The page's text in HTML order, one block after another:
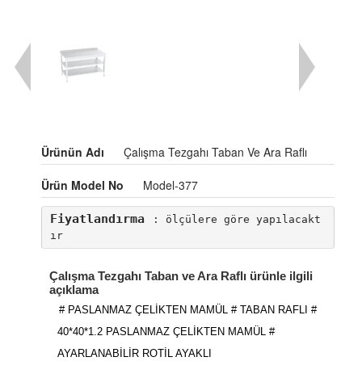
Ürünün Adı Çalışma Tezgahı Taban Ve Ara Raflı
Ürün Model No Model-377
Fiyatlandırma
: ölçülere göre yapılacakt
ır
Çalışma Tezgahı Taban ve Ara Raflı ürünle ilgili
açıklama
# PASLANMAZ ÇELİKTEN MAMÜL # TABAN RAFLI #
40*40*1.2 PASLANMAZ ÇELİKTEN MAMÜL #
AYARLANABİLİR ROTİL AYAKLI